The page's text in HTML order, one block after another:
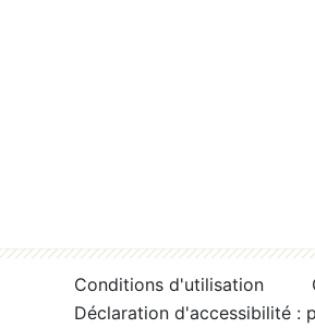
Conditions d'utilisation
Déclaration d'accessibilité :